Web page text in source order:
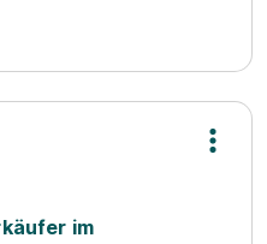
im